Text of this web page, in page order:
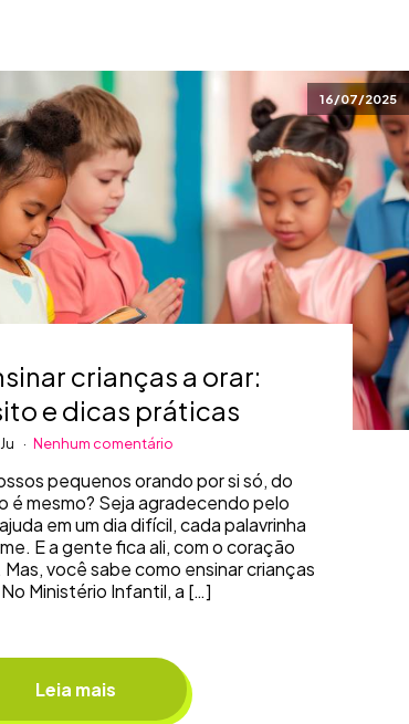
16/07/2025
crianças a orar:
e dicas práticas
Nenhum comentário
pequenos orando por si só, do
é mesmo? Seja agradecendo pelo
em um dia difícil, cada palavrinha
E a gente fica ali, com o coração
você sabe como ensinar crianças
Ministério Infantil, a […]
Leia mais